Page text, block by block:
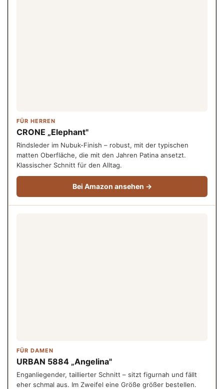
FÜR HERREN
CRONE „Elephant"
Rindsleder im Nubuk-Finish – robust, mit der typischen
matten Oberfläche, die mit den Jahren Patina ansetzt.
Klassischer Schnitt für den Alltag.
Bei Amazon ansehen →
FÜR DAMEN
URBAN 5884 „Angelina"
Enganliegender, taillierter Schnitt – sitzt figurnah und fällt
eher schmal aus. Im Zweifel eine Größe größer bestellen.